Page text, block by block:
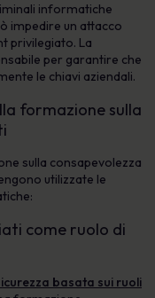
informatiche
impedire un attacco
privilegiato. La
per garantire che
le chiavi aziendali.
formazione sulla
sulla consapevolezza
utilizzate le
come ruolo di
basata sui ruoli